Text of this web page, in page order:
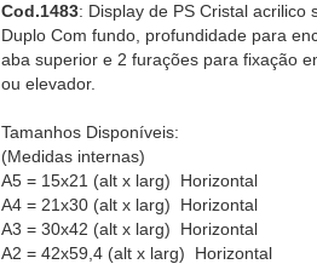
Cod.1483: Display de PS Cristal acrilico
Duplo Com fundo, profundidade para
aba superior e 2 furações para fixação
ou elevador.
Tamanhos Disponíveis:
(Medidas internas)
A5 = 15x21 (alt x larg) Horizontal
A4 = 21x30 (alt x larg) Horizontal
A3 = 30x42 (alt x larg) Horizontal
A2 = 42x59,4 (alt x larg) Horizontal